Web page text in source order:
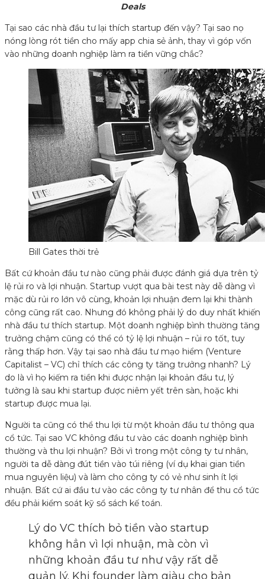
Deals
Tại sao các nhà đầu tư lại thích startup đến vậy? Tại sao nọ
nóng lòng rót tiền cho mấy app chia sẻ ảnh, thay vì góp vốn
vào những doanh nghiệp làm ra tiền vững chắc?
Bill Gates thời trẻ
Bất cứ khoản đầu tư nào cũng phải được đánh giá dựa trên tỷ
lệ rủi ro và lợi nhuận. Startup vượt qua bài test này dễ dàng vì
mặc dù rủi ro lớn vô cùng, khoản lợi nhuận đem lại khi thành
công cũng rất cao. Nhưng đó không phải lý do duy nhất khiến
nhà đầu tư thích startup. Một doanh nghiệp bình thường tăng
trưởng chậm cũng có thể có tỷ lệ lợi nhuận – rủi ro tốt, tuy
rằng thấp hơn. Vậy tại sao nhà đầu tư mạo hiểm (Venture
Capitalist – VC) chỉ thích các công ty tăng trưởng nhanh? Lý
do là vì họ kiếm ra tiền khi được nhận lại khoản đầu tư, lý
tưởng là sau khi startup được niêm yết trên sàn, hoặc khi
startup được mua lại.
Người ta cũng có thể thu lợi từ một khoản đầu tư thông qua
cổ tức. Tại sao VC không đầu tư vào các doanh nghiệp bình
thường và thu lợi nhuận? Bởi vì trong một công ty tư nhân,
người ta dễ dàng đút tiền vào túi riêng (ví dụ khai gian tiền
mua nguyên liệu) và làm cho công ty có vẻ như sinh ít lợi
nhuận. Bất cứ ai đầu tư vào các công ty tư nhân để thu cổ tức
đều phải kiểm soát kỹ sổ sách kế toán.
Lý do VC thích bỏ tiền vào startup
không hẳn vì lợi nhuận, mà còn vì
những khoản đầu tư như vậy rất dễ
quản lý. Khi founder làm giàu cho bản